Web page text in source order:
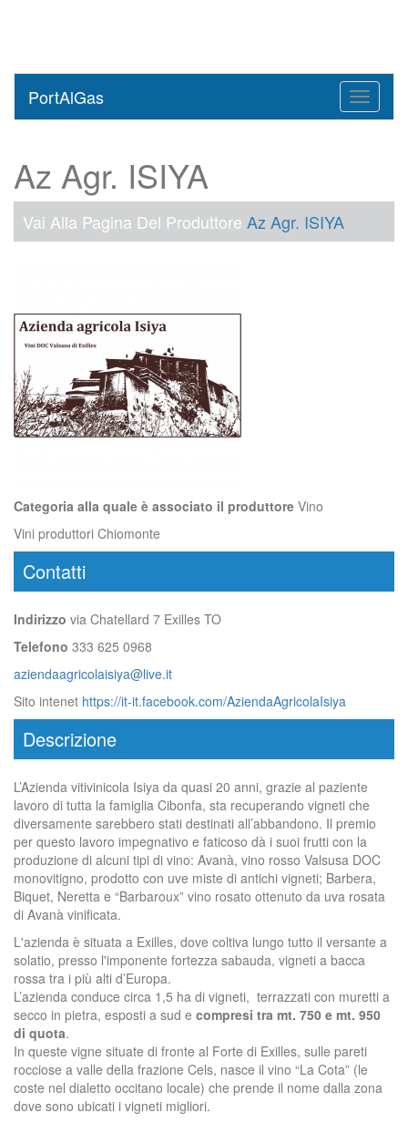
Toggle
PortAlGas
Az Agr. ISIYA
Vai Alla Pagina Del Produttore Az Agr. ISIYA
Categoria alla quale è associato il produttore Vino
Vini produttori Chiomonte
Contatti
Indirizzo via Chatellard 7 Exilles TO
Telefono 333 625 0968
aziendaagricolaisiya@live.it
Sito intenet https://it-it.facebook.com/AziendaAgricolaIsiya
Descrizione
L’Azienda vitivinicola Isiya da quasi 20 anni, grazie al paziente
lavoro di tutta la famiglia Cibonfa, sta recuperando vigneti che
diversamente sarebbero stati destinati all’abbandono. Il premio
per questo lavoro impegnativo e faticoso dà i suoi frutti con la
produzione di alcuni tipi di vino: Avanà, vino rosso Valsusa DOC
monovitigno, prodotto con uve miste di antichi vigneti; Barbera,
Biquet, Neretta e “Barbaroux” vino rosato ottenuto da uva rosata
di Avanà vinificata.
L'azienda è situata a Exilles, dove coltiva lungo tutto il versante a
solatio, presso l'imponente fortezza sabauda, vigneti a bacca
rossa tra i più alti d’Europa.
L’azienda conduce circa 1,5 ha di vigneti, terrazzati con muretti a
secco in pietra, esposti a sud e compresi tra mt. 750 e mt. 950
di quota.
In queste vigne situate di fronte al Forte di Exilles, sulle pareti
rocciose a valle della frazione Cels, nasce il vino “La Cota” (le
coste nel dialetto occitano locale) che prende il nome dalla zona
dove sono ubicati i vigneti migliori.